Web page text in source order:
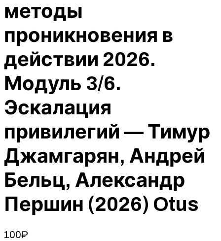
методы
проникновения в
действии 2026.
Модуль 3/6.
Эскалация
привилегий — Тимур
Джамгарян, Андрей
Бельц, Александр
Першин (2026) Otus
100₽